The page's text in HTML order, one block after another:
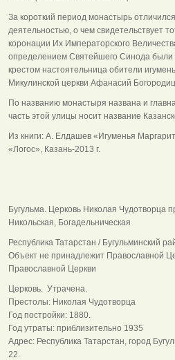
За короткий период монастырь
деятельностью, о чем свидетельствует
коронации Их Императорского
определением Святейшего Синода
крестом настоятельница обители
Микулинской церкви Афанасий
По названию монастыря названа и
часть этой улицы носит название
Из книги: А. Елдашев «Игуменья
«Логос», Казань-2013 г.
Бугульма. Церковь Николая Чудотворца
Никольская, Богадельническая
Республика Татарстан / Бугульминский
Объект не принадлежит Православной
Православной Церкви
Церковь. Утрачена.
Престолы: Николая Чудотворца
Год постройки: 1880.
Год утраты: приблизительно 1935
Адрес: Республика Татарстан, город
22.